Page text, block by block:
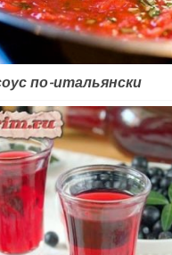
по-итальянски